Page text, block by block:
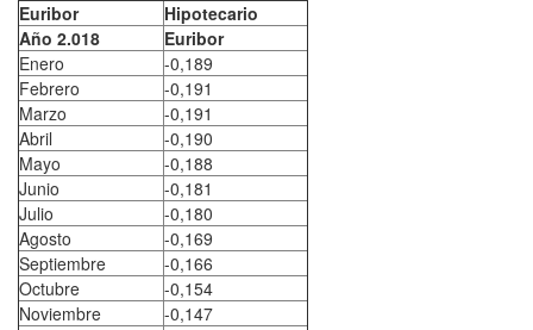
Euribor
Hipotecario
Año 2.018
Euribor
Enero
-0,189
Febrero
-0,191
Marzo
-0,191
Abril
-0,190
Mayo
-0,188
Junio
-0,181
Julio
-0,180
Agosto
-0,169
Septiembre
-0,166
Octubre
-0,154
Noviembre
-0,147